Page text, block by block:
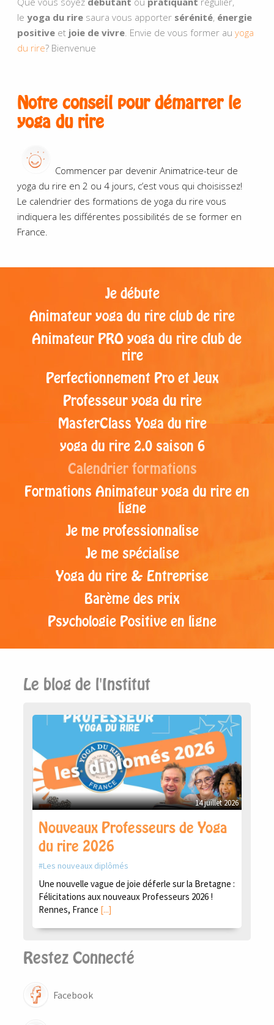
le yoga du riresaura vous apporter sérénité, énergie
positiveet joie de vivre. Envie de vous former au yoga
du rire? Bienvenue
Notre conseil pourdémarrerle
yoga du rire
Commencer par devenir Animatrice-teur de
yoga du rire en 2 ou 4 jours, c’est vous qui choisissez!
Le calendrier des formations de yoga du rire vous
indiquera les différentes possibilités de se former en
France.
Je débute
Animateur yoga du rire club de rire
Animateur PRO yoga du rire club de
rire
Perfectionnement Pro et Jeux
Professeur yoga du rire
MasterClass Yoga du rire
yoga du rire 2.0 saison 6
Calendrier formations
Formations Animateur yoga du rire en
ligne
Je me professionnalise
Je me spécialise
Yoga du rire & Entreprise
Barème des prix
Psychologie Positive en ligne
Le blog de l'Institut
14 juillet 2026
Nouveaux Professeurs de Yoga
du rire 2026
Les nouveaux diplômés
Une nouvelle vague de joie déferle sur la Bretagne :
Félicitations aux nouveaux Professeurs 2026 !
Rennes, France [...]
Restez Connecté
Facebook